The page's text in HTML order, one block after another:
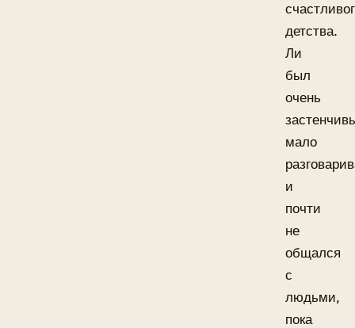
детства.
Ли
был
очень
мало
и
почти
не
общался
с
людьми,
пока